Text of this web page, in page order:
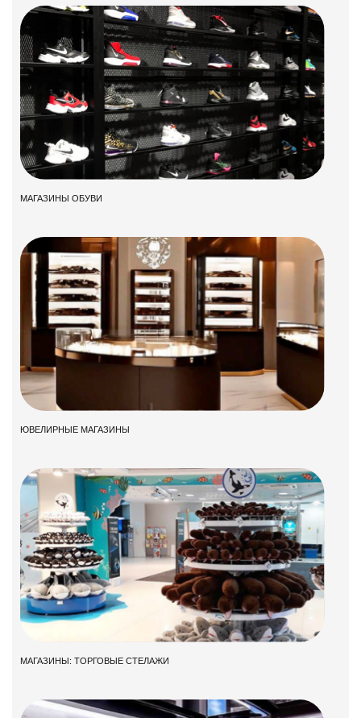
МАГАЗИНЫ ОБУВИ
ЮВЕЛИРНЫЕ МАГАЗИНЫ
МАГАЗИНЫ: ТОРГОВЫЕ СТЕЛАЖИ